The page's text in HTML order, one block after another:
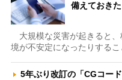
備えておき
大規模な災害が起きると、
境が不安定になったりする
5年ぶり改訂の「CGコー